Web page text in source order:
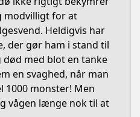
modvilligt for at
Heldigvis har
der gør ham i stand til
med blot en tanke
en svaghed, når man
1000 monster! Men
vågen længe nok til at